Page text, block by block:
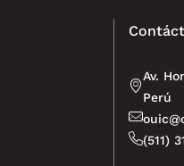
Av.
Perú
(511)